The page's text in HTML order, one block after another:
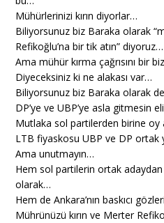
Mühürlerinizi kırın diyorlar…
Biliyorsunuz biz Baraka olarak
Refikoğlu’na bir tik atın” diyoruz…
Ama mühür kırma çağrısını bir
Diyeceksiniz ki ne alakası var…
Biliyorsunuz biz Baraka olarak
DP’ye ve UBP’ye asla gitmesin
Mutlaka sol partilerden birine oy
LTB fiyaskosu UBP ve DP ortak
Ama unutmayın…
Hem sol partilerin ortak adaydan
olarak…
Hem de Ankara’nın baskıcı
Mührünüzü kırın ve Merter